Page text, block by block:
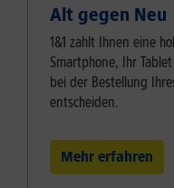
Alt gegen Neu
1&1 zahlt Ihnen eine
Smartphone, Ihr
bei der Bestellung
entscheiden.
Mehr erfahren